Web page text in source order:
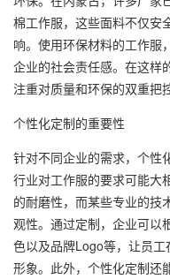
棉工作服，这些面料不仅安
响。使用环保材料的工作服
企业的社会责任感。在这样
注重对质量和环保的双重把
个性化定制的重要性
针对不同企业的需求，个性
行业对工作服的要求可能大
的耐磨性，而某些专业的技
观性。通过定制，企业可以
色以及品牌Logo等，让员
形象。此外，个性化定制还